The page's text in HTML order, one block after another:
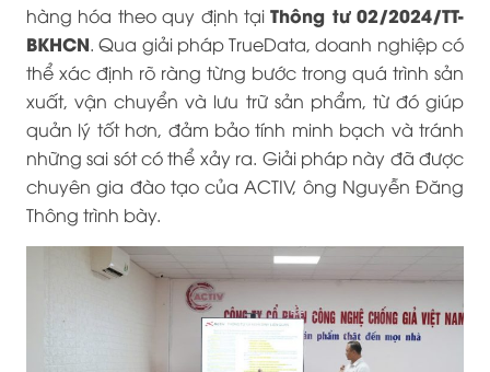
hàng hóa theo quy định tạiThông tư 02/2024/TT-
BKHCN. Qua giải pháp TrueData, doanh nghiệp có
thể xác định rõ ràng từng bước trong quá trình sản
xuất, vận chuyển và lưu trữ sản phẩm, từ đó giúp
quản lý tốt hơn, đảm bảo tính minh bạch và tránh
những sai sót có thể xảy ra. Giải pháp này đã được
chuyên gia đào tạo của ACTIV, ông Nguyễn Đăng
Thông trình bày.